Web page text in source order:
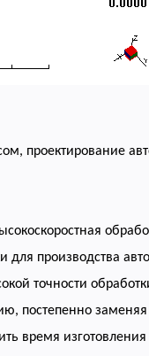
проектирование
для производства
точности
постепенно
время